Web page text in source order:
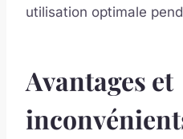
utilisation optimale
Avantages et